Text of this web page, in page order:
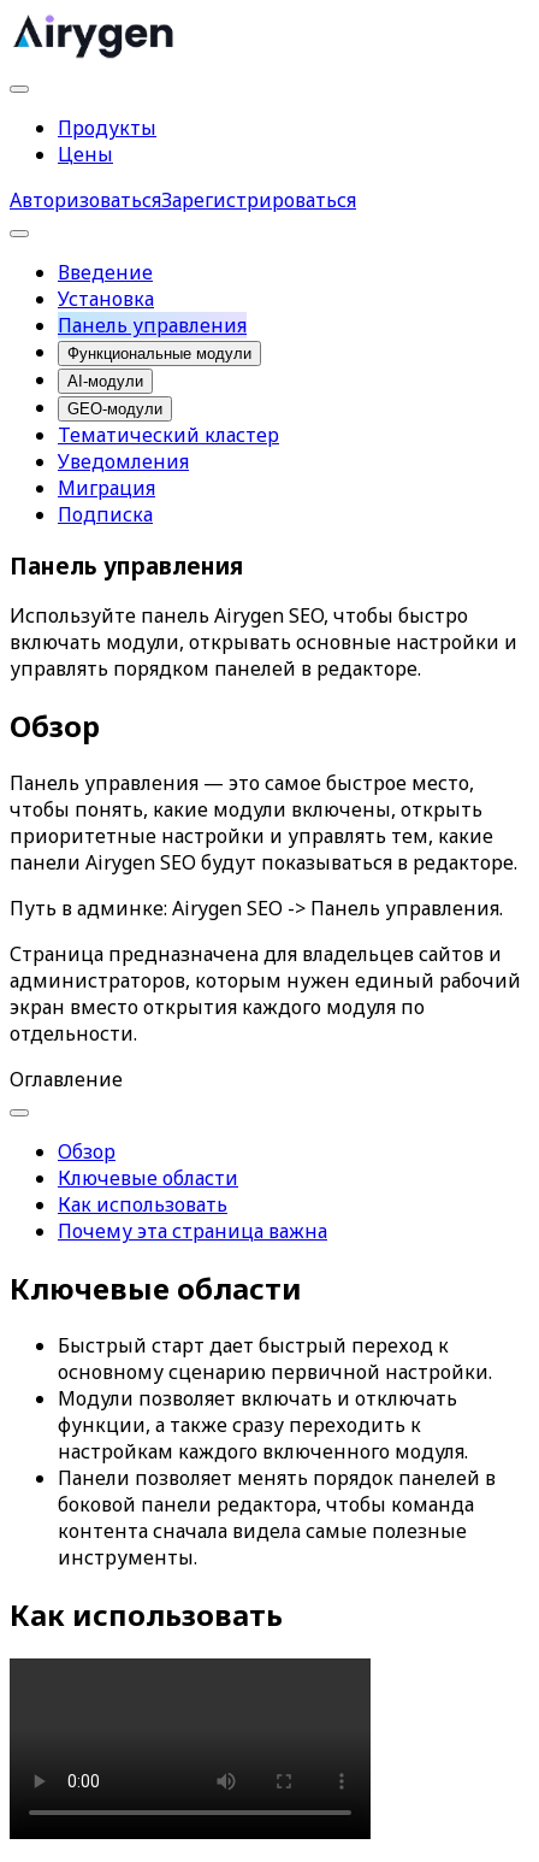
Продукты
Цены
АвторизоватьсяЗарегистрироваться
Введение
Установка
Панель управления
Функциональные модули
AI-модули
GEO-модули
Тематический кластер
Уведомления
Миграция
Подписка
Панель управления
Используйте панель Airygen SEO, чтобы быстро
включать модули, открывать основные настройки и
управлять порядком панелей в редакторе.
Обзор
Панель управления — это самое быстрое место,
чтобы понять, какие модули включены, открыть
приоритетные настройки и управлять тем, какие
панели Airygen SEO будут показываться в редакторе.
Путь в админке: Airygen SEO -> Панель управления.
Страница предназначена для владельцев сайтов и
администраторов, которым нужен единый рабочий
экран вместо открытия каждого модуля по
отдельности.
Оглавление
Обзор
Ключевые области
Как использовать
Почему эта страница важна
Ключевые области
Быстрый старт дает быстрый переход к
основному сценарию первичной настройки.
Модули позволяет включать и отключать
функции, а также сразу переходить к
настройкам каждого включенного модуля.
Панели позволяет менять порядок панелей в
боковой панели редактора, чтобы команда
контента сначала видела самые полезные
инструменты.
Как использовать